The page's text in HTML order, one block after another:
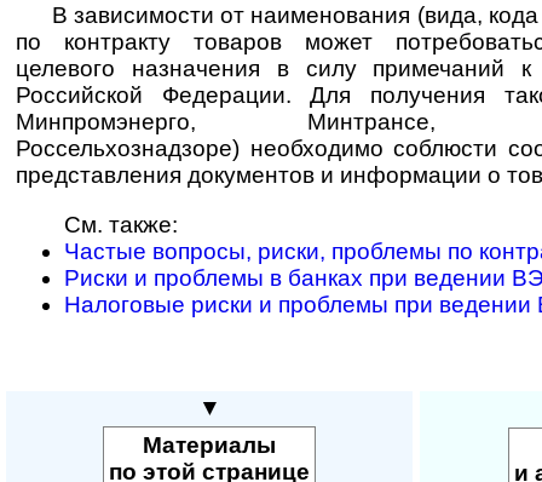
В зависимости от наименования (вида,
по контракту товаров может
целевого назначения в силу примечаний
Российской Федерации. Для получения
Минпромэнерго, Минтрансе,
Россельхознадзоре) необходимо соблюсти
представления документов и информации о
См. также:
Частые вопросы, риски, проблемы по
Риски и проблемы в банках при ведении
Налоговые риски и проблемы при
▼
Материалы
по этой странице
и